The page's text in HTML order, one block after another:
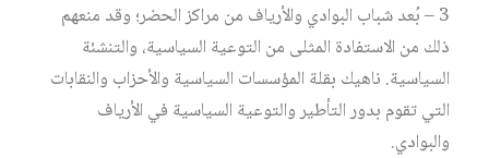
3 – بُعد شباب البوادي والأرياف من مراكز الحضر؛ وقد منعهم
ذلك من الاستفادة المثلى من التوعية السياسية، والتنشئة
السياسية. ناهيك بقلة المؤسسات السياسية والأحزاب والنقابات
التي تقوم بدور التأطير والتوعية السياسية في الأرياف
والبوادي.